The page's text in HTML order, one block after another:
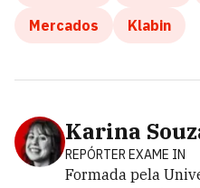
Mercados
Klabin
Karina
REPÓRTER EXAME IN
Formada pela